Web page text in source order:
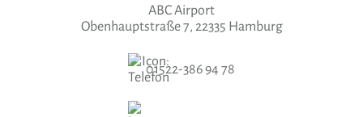
ABC Airport
Obenhauptstraße 7, 22335 Hamburg
01522-386 94 78